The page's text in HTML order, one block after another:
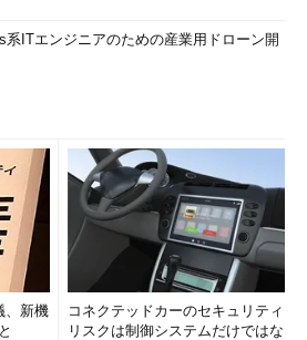
系ITエンジニアのための産業用ドローン開
、新機
コネクテッドカーのセキュリティ
リスクは制御システムだけではな